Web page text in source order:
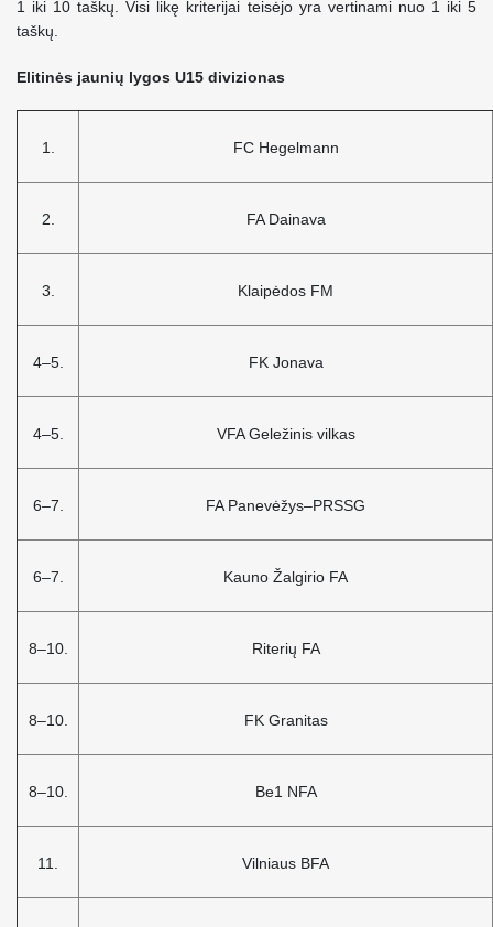
1 iki 10 taškų. Visi likę kriterijai teisėjo yra vertinami nuo 1 iki 5
taškų.
Elitinės jaunių lygos U15 divizionas
1. FC Hegelmann
2. FA Dainava
3. Klaipėdos FM
4–5. FK Jonava
4–5. VFA Geležinis vilkas
6–7. FA Panevėžys–PRSSG
6–7. Kauno Žalgirio FA
8–10. Riterių FA
8–10. FK Granitas
8–10. Be1 NFA
11. Vilniaus BFA